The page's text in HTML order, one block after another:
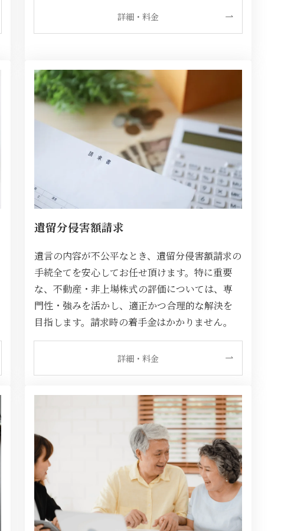
詳細・料金
遺留分侵害額請求
遺言の内容が不公平なとき、遺留分侵害額請求の
手続全てを安心してお任せ頂けます。特に重要
な、不動産・非上場株式の評価については、専
門性・強みを活かし、適正かつ合理的な解決を
目指します。請求時の着手金はかかりません。
詳細・料金